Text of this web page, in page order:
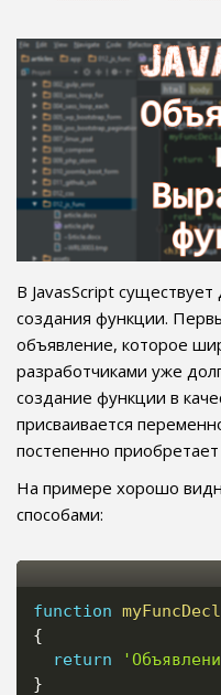
В JavasScript
создания функции.
объявление, которое
разработчиками уже
создание функции в
присваивается
постепенно
На примере хорошо
способами:
function
{
return
}